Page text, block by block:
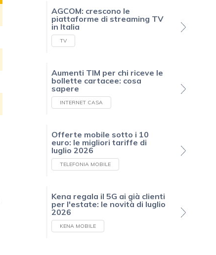
AGCOM: crescono le
piattaforme di streaming TV
in Italia
TV
Aumenti TIM per chi riceve le
bollette cartacee: cosa
sapere
INTERNET CASA
Offerte mobile sotto i 10
euro: le migliori tariffe di
luglio 2026
TELEFONIA MOBILE
Kena regala il 5G ai già clienti
per l'estate: le novità di luglio
2026
KENA MOBILE